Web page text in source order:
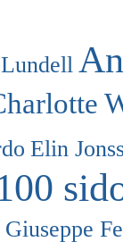
Elin
Giuseppe